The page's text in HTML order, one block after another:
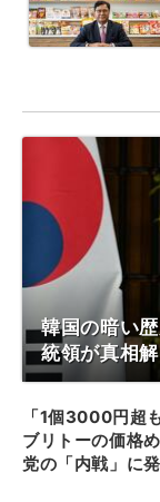
韓国の暗い
統領が真相
「1個3000円超
ブリトーの価格
党の「内戦」に